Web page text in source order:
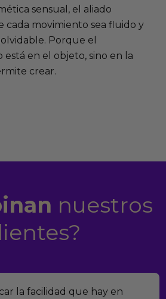
sensual , el aliado
cada movimiento sea fluido y
Porque el
en el objeto, sino en la
crear.
nuestros
a través de Google y la